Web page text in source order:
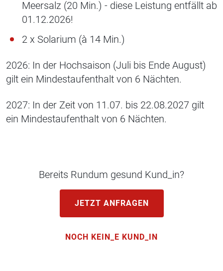
Meersalz (20 Min.) - diese Leistung entfällt ab
01.12.2026!
2 x Solarium (à 14 Min.)
2026: In der Hochsaison (Juli bis Ende August)
gilt ein Mindestaufenthalt von 6 Nächten.
2027: In der Zeit von 11.07. bis 22.08.2027 gilt
ein Mindestaufenthalt von 6 Nächten.
Bereits Rundum gesund Kund_in?
JETZT ANFRAGEN
NOCH KEIN_E KUND_IN